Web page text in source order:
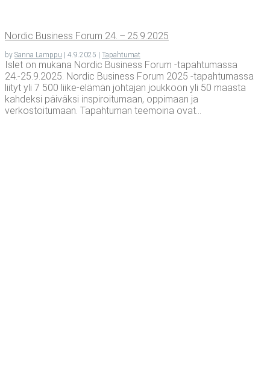
Nor­dic Busi­ness Forum 24. – 25.9.2025
by Sanna Lamppu | 4.9.2025 | Tapahtumat
Islet on mukana Nordic Business Forum -tapahtumassa
24.-25.9.2025. Nordic Business Forum 2025 -tapahtumassa
liityt yli 7 500 liike-elämän johtajan joukkoon yli 50 maasta
kahdeksi päiväksi inspiroitumaan, oppimaan ja
verkostoitumaan. Tapahtuman teemoina ovat...